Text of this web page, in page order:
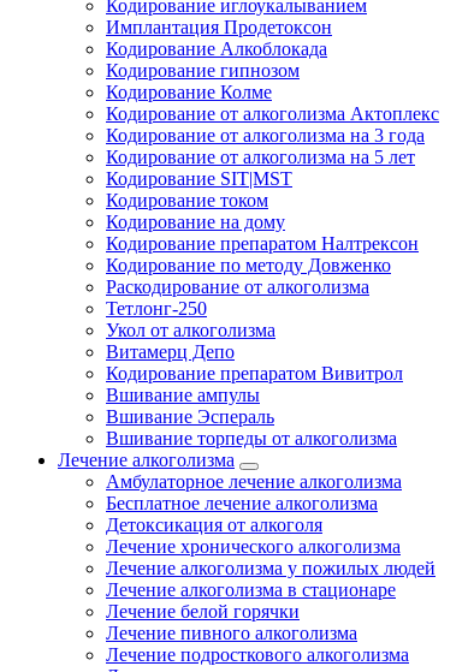
Кодирование иглоукалыванием
Имплантация Продетоксон
Кодирование Алкоблокада
Кодирование гипнозом
Кодирование Колме
Кодирование от алкоголизма Актоплекс
Кодирование от алкоголизма на 3 года
Кодирование от алкоголизма на 5 лет
Кодирование SIT|MST
Кодирование током
Кодирование на дому
Кодирование препаратом Налтрексон
Кодирование по методу Довженко
Раскодирование от алкоголизма
Тетлонг-250
Укол от алкоголизма
Витамерц Депо
Кодирование препаратом Вивитрол
Вшивание ампулы
Вшивание Эспераль
Вшивание торпеды от алкоголизма
Лечение алкоголизма
Амбулаторное лечение алкоголизма
Бесплатное лечение алкоголизма
Детоксикация от алкоголя
Лечение хронического алкоголизма
Лечение алкоголизма у пожилых людей
Лечение алкоголизма в стационаре
Лечение белой горячки
Лечение пивного алкоголизма
Лечение подросткового алкоголизма